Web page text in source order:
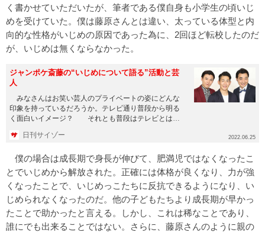
く書かせていただいたが、筆者である僕自身も小学生の頃いじ
めを受けていた。僕は藤原さんとは違い、太っている体型と内
向的な性格がいじめの原因であった為に、2回ほど転校したのだ
が、いじめは無くならなかった。
ジャンポケ斎藤の“いじめについて語る”活動と芸
人
みなさんはお笑い芸人のプライベートの姿にどんな
印象を持っているだろうか。テレビ通り普段から明る
く面白いイメージ？ それとも普段はテレビとは真
日刊サイゾー 2022.06.25
僕の場合は成長期で身長が伸びて、肥満児ではなくなったこ
とでいじめから解放された。正確には体格が良くなり、力が強
くなったことで、いじめっこたちに反抗できるようになり、い
じめられなくなったのだ。他の子どもたちより成長期が早かっ
たことで助かったと言える。しかし、これは稀なことであり、
誰にでも出来ることではない。さらに、藤原さんのように親の